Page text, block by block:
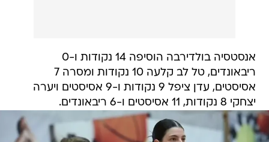
אנסטסיה בולדירבה הוסיפה 14 נקודות ו-0
ריבאונדים, טל לב קלעה 10 נקודות ומסרה 7
אסיסטים, עדן ציפל 9 נקודות ו-9 אסיסטים ויערה
יצחקי 8 נקודות, 11 אסיסטים ו-6 ריבאונדים.